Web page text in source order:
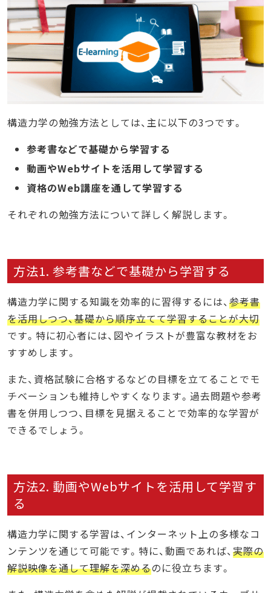
構造力学の勉強方法としては、主に以下の3つです。
参考書などで基礎から学習する
動画やWebサイトを活用して学習する
資格のWeb講座を通して学習する
それぞれの勉強方法について詳しく解説します。
方法1. 参考書などで基礎から学習する
構造力学に関する知識を効率的に習得するには、参考書
を活用しつつ、基礎から順序立てて学習することが大切
です。特に初心者には、図やイラストが豊富な教材をお
すすめします。
また、資格試験に合格するなどの目標を立てることでモ
チベーションも維持しやすくなります。過去問題や参考
書を併用しつつ、目標を見据えることで効率的な学習が
できるでしょう。
方法2. 動画やWebサイトを活用して学習す
る
構造力学に関する学習は、インターネット上の多様なコ
ンテンツを通じて可能です。特に、動画であれば、実際の
解説映像を通して理解を深めるのに役立ちます。